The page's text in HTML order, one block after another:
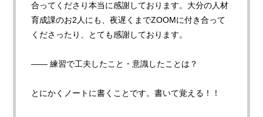
合ってくださり本当に感謝しております。大分の人材
育成課のお2人にも、夜遅くまでZOOMに付き合って
くださったり、とても感謝しております。
—— 練習で工夫したこと・意識したことは ？
とにかくノートに書くことです。書いて覚える！！